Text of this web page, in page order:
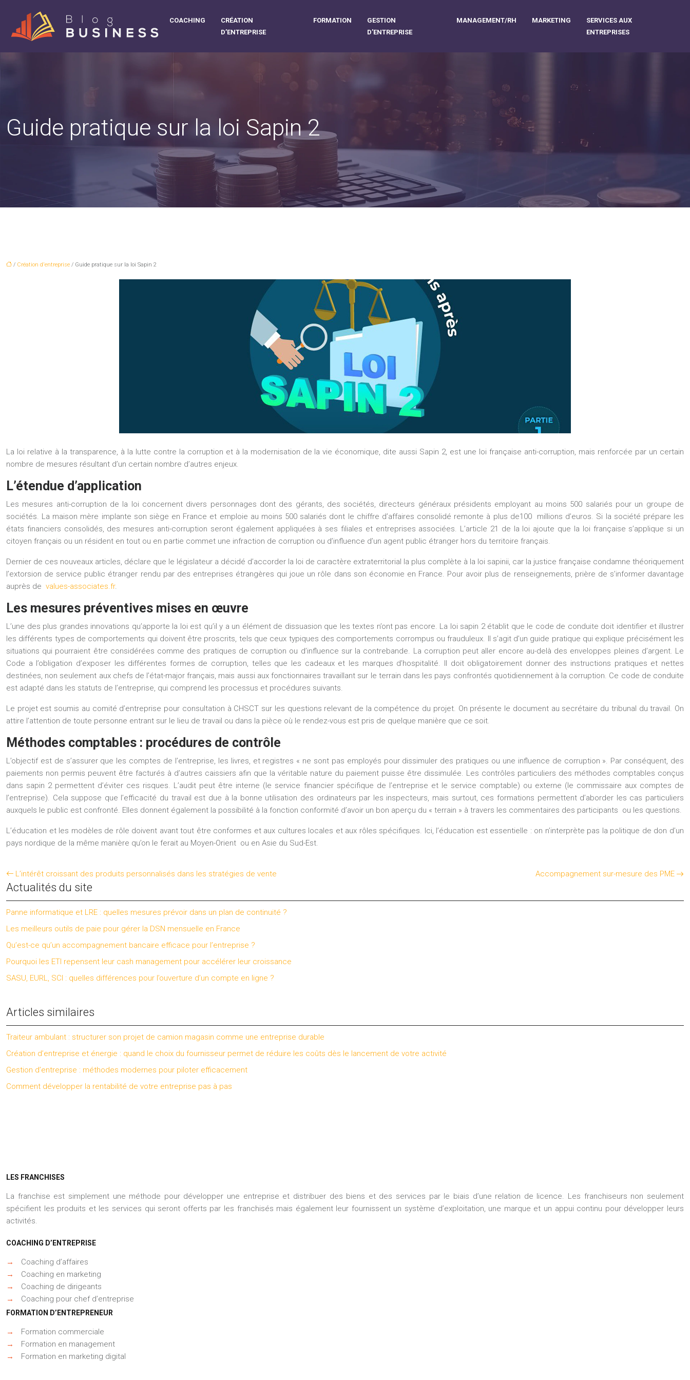
COACHING
CRÉATION
D’ENTREPRISE
FORMATION
GESTION
D’ENTREPRISE
MANAGEMENT/RH MARKETING
SERVICES AUX
ENTREPRISES
Guide pratique sur la loi Sapin 2
/ Création d'entreprise / Guide pratique sur la loi Sapin 2
La loi relative à la transparence, à la lutte contre la corruption et à la modernisation de la vie économique, dite aussi Sapin 2, est une loi française anti-corruption, mais renforcée par un certain
nombre de mesures résultant d’un certain nombre d’autres enjeux.
L’étendue d’application
Les mesures anti-corruption de la loi concernent divers personnages dont des gérants, des sociétés, directeurs généraux présidents employant au moins 500 salariés pour un groupe de
sociétés. La maison mère implante son siège en France et emploie au moins 500 salariés dont le chiffre d’affaires consolidé remonte à plus de100 millions d’euros. Si la société prépare les
états financiers consolidés, des mesures anti-corruption seront également appliquées à ses filiales et entreprises associées. L’article 21 de la loi ajoute que la loi française s’applique si un
citoyen français ou un résident en tout ou en partie commet une infraction de corruption ou d’influence d’un agent public étranger hors du territoire français.
Dernier de ces nouveaux articles, déclare que le législateur a décidé d’accorder la loi de caractère extraterritorial la plus complète à la loi sapinii, car la justice française condamne théoriquement
l’extorsion de service public étranger rendu par des entreprises étrangères qui joue un rôle dans son économie en France. Pour avoir plus de renseignements, prière de s’informer davantage
auprès de values-associates.fr.
Les mesures préventives mises en œuvre
L’une des plus grandes innovations qu’apporte la loi est qu’il y a un élément de dissuasion que les textes n’ont pas encore. La loi sapin 2établit que le code de conduite doit identifier et illustrer
les différents types de comportements qui doivent être proscrits, tels que ceux typiques des comportements corrompus ou frauduleux. Il s’agit d’un guide pratique qui explique précisément les
situations qui pourraient être considérées comme des pratiques de corruption ou d’influence sur la contrebande. La corruption peut aller encore au-delà des enveloppes pleines d’argent. Le
Code a l’obligation d’exposer les différentes formes de corruption, telles que les cadeaux et les marques d’hospitalité. Il doit obligatoirement donner des instructions pratiques et nettes
destinées, non seulement aux chefs de l’état-major français, mais aussi aux fonctionnaires travaillant sur le terrain dans les pays confrontés quotidiennement à la corruption. Ce code de conduite
est adapté dans les statuts de l’entreprise, qui comprend les processus et procédures suivants.
Le projet est soumis au comité d’entreprise pour consultation à CHSCT sur les questions relevant de la compétence du projet. On présente le document au secrétaire du tribunal du travail. On
attire l’attention de toute personne entrant sur le lieu de travail ou dans la pièce où le rendez-vous est pris de quelque manière que ce soit.
Méthodes comptables : procédures de contrôle
L’objectif est de s’assurer que les comptes de l’entreprise, les livres, et registres « ne sont pas employés pour dissimuler des pratiques ou une influence de corruption ». Par conséquent, des
paiements non permis peuvent être facturés à d’autres caissiers afin que la véritable nature du paiement puisse être dissimulée. Les contrôles particuliers des méthodes comptables conçus
dans sapin 2permettent d’éviter ces risques. L’audit peut être interne (le service financier spécifique de l’entreprise et le service comptable) ou externe (le commissaire aux comptes de
l’entreprise). Cela suppose que l’efficacité du travail est due à la bonne utilisation des ordinateurs par les inspecteurs, mais surtout, ces formations permettent d’aborder les cas particuliers
auxquels le public est confronté. Elles donnent également la possibilité à la fonction conformité d’avoir un bon aperçu du « terrain » à travers les commentaires des participants ou les questions.
L’éducation et les modèles de rôle doivent avant tout être conformes et aux cultures locales et aux rôles spécifiques. Ici, l’éducation est essentielle : on n’interprète pas la politique de don d’un
pays nordique de la même manière qu’on le ferait au Moyen-Orient ou en Asie du Sud-Est.
L’intérêt croissant des produits personnalisés dans les stratégies de vente Accompagnement sur-mesure des PME
Actualités du site
Panne informatique et LRE : quelles mesures prévoir dans un plan de continuité ?
Les meilleurs outils de paie pour gérer la DSN mensuelle en France
Qu’est-ce qu’un accompagnement bancaire efficace pour l’entreprise ?
Pourquoi les ETI repensent leur cash management pour accélérer leur croissance
SASU, EURL, SCI : quelles différences pour l’ouverture d’un compte en ligne ?
Articles similaires
Traiteur ambulant : structurer son projet de camion magasin comme une entreprise durable
Création d’entreprise et énergie : quand le choix du fournisseur permet de réduire les coûts dès le lancement de votre activité
Gestion d’entreprise : méthodes modernes pour piloter efficacement
Comment développer la rentabilité de votre entreprise pas à pas
LES FRANCHISES
La franchise est simplement une méthode pour développer une entreprise et distribuer des biens et des services par le biais d’une relation de licence. Les franchiseurs non seulement
spécifient les produits et les services qui seront offerts par les franchisés mais également leur fournissent un système d’exploitation, une marque et un appui continu pour développer leurs
activités.
COACHING D’ENTREPRISE
→
Coaching d’affaires
→
Coaching en marketing
→
Coaching de dirigeants
→
Coaching pour chef d’entreprise
FORMATION D’ENTREPRENEUR
→
Formation commerciale
→
Formation en management
→
Formation en marketing digital